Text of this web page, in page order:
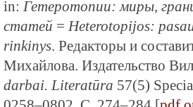
in: Гетеротопии: миры,
статей = Heterotopijos:
rinkinys. Редакторы и
Михайлова. Издательство
darbai. Literatūra 57(5)